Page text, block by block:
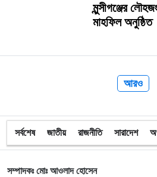
মুন্সীগঞ্জের
মাহফিল অনুষ্ঠিত
আরও
সর্বশেষ জাতীয় রাজনীতি সারাদেশ
সম্পাদকঃ মোঃ আওলাদ হোসেন